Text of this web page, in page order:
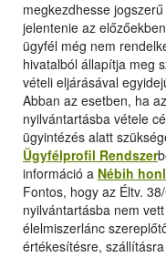
megkezdhesse
jelentenie az
ügyfél még nem
hivatalból állapítja meg
vételi eljárásával
Abban az esetben, ha
nyilvántartásba vétele
ügyintézés alatt
Ügyfélprofil Rendszer
információ a Nébih
Fontos, hogy az Éltv.
nyilvántartásba nem
élelmiszerlánc
értékesítésre,